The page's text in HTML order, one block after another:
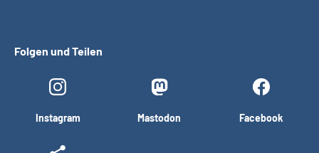
Folgen und Teilen
Instagram Mastodon Facebook